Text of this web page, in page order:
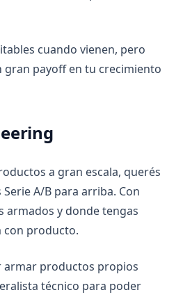
cuando vienen, pero
payoff en tu crecimiento
a gran escala, querés
A/B para arriba. Con
armados y donde tengas
con producto.
armar productos propios
técnico para poder